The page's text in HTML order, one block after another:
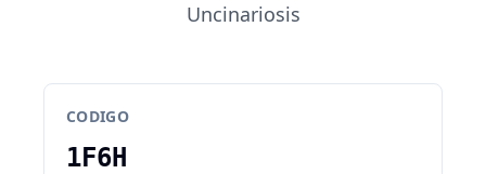
Uncinariosis
CODIGO
1F6H